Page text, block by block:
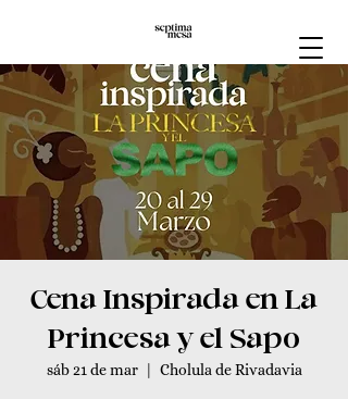
Cena Inspirada en La
Princesa y el Sapo
sáb 21 de mar
  |
Cholula de Rivadavia